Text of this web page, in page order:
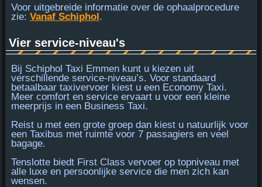
Voor uitgebreide informatie over de ophaalprocedure
zie: Vanaf Schiphol.
Vier service-niveau's
Bij Schiphol Taxi Emmen kunt u kiezen uit
verschillende service-niveau’s. Voor standaard
betaalbaar taxivervoer kiest u een Economy Taxi.
Meer comfort en service ervaart u voor een kleine
meerprijs in een Business Taxi.
Reist u met een grote groep dan kiest u natuurlijk voor
een Taxibus met ruimte voor 7 passagiers en veel
bagage.
Tenslotte biedt First Class vervoer op topniveau met
alle luxe en persoonlijke service die men zich kan
wensen.